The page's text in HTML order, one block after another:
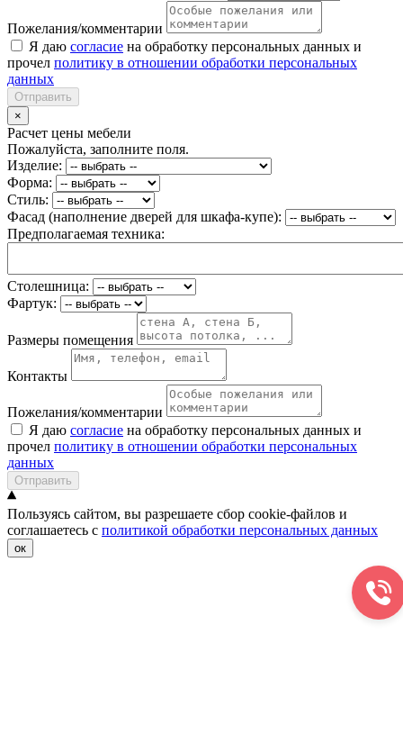
Пожелания/комментарии
Я даю согласие на обработку персональных данных и
прочел политику в отношении обработки персональных
данных
Отправить
×
Расчет цены мебели
Пожалуйста, заполните поля.
Изделие:
Форма:
Стиль:
Фасад (наполнение дверей для шкафа-купе):
Предполагаемая техника:
Столешница:
Фартук:
Размеры помещения
Контакты
Пожелания/комментарии
Я даю согласие на обработку персональных данных и
прочел политику в отношении обработки персональных
данных
Отправить
Пользуясь сайтом, вы разрешаете сбор cookie-файлов и
соглашаетесь с политикой обработки персональных данных
ок